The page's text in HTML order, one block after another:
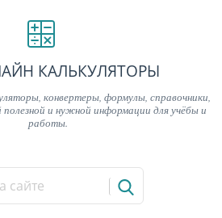
КАЛЬКУЛЯТОРЫ
конвертеры, формулы, справочники,
и нужной информации для учёбы и
работы.